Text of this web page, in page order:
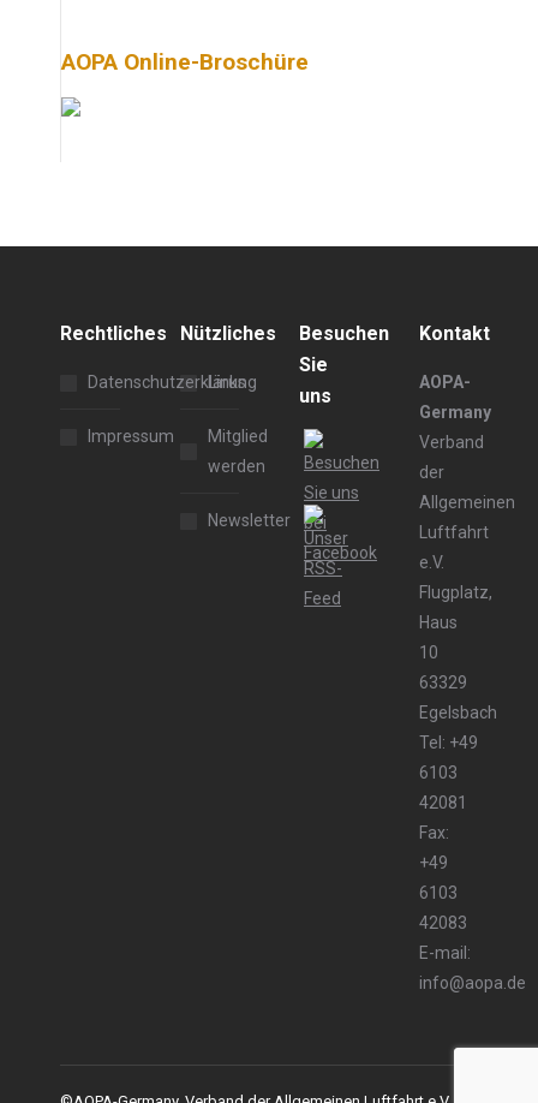
AOPA Online-Broschüre
Rechtliches
Datenschutzerklärung
Impressum
Nützliches
Links
Mitglied
werden
Newsletter
Besuchen
Sie
uns
Kontakt
AOPA-
Germany
Verband
der
Allgemeinen
Luftfahrt
e.V.
Flugplatz,
Haus
10
63329
Egelsbach
Tel: +49
6103
42081
Fax:
+49
6103
42083
E-mail:
info@aopa.de